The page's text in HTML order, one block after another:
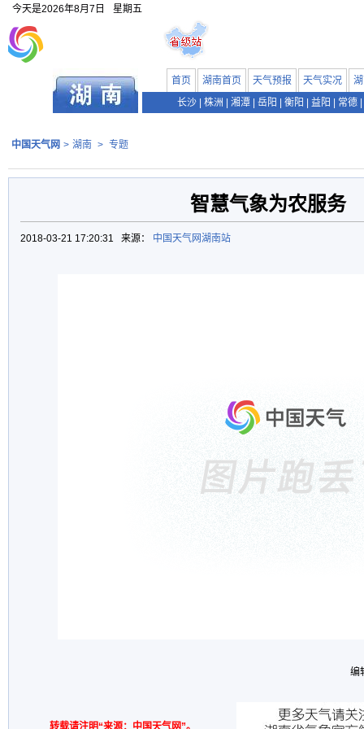
今天是2026年8月7日 星期五
首页 湖南首页 天气预报 天气实况
长沙
株洲 湘潭 岳阳 衡阳 益阳 常德
中国天气网 > 湖南 > 专题
智慧气象为农服务
2018-03-21 17:20:31 来源： 中国天气网湖南站
编
转载请注明“来源：中国天气网”。